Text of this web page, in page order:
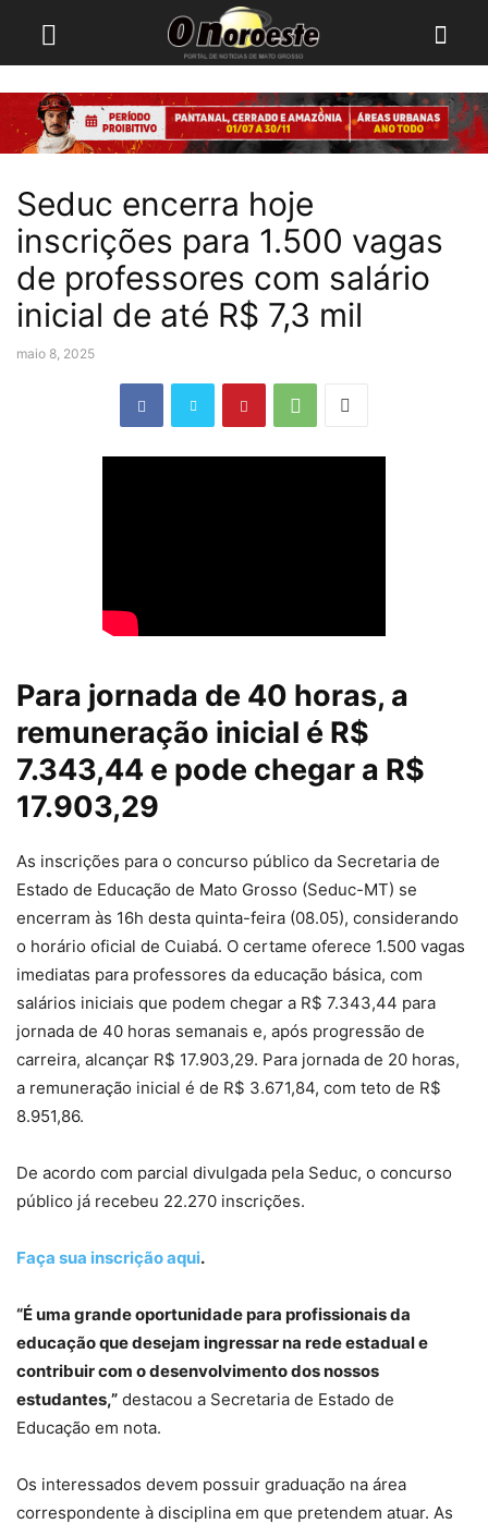
Seduc encerra hoje
inscrições para 1.500 vagas
de professores com salário
inicial de até R$ 7,3 mil
maio 8, 2025
Para jornada de 40 horas, a
remuneração inicial é R$
7.343,44 e pode chegar a R$
17.903,29
As inscrições para o concurso público da Secretaria de
Estado de Educação de Mato Grosso (Seduc-MT) se
encerram às 16h desta quinta-feira (08.05), considerando
o horário oficial de Cuiabá. O certame oferece 1.500 vagas
imediatas para professores da educação básica, com
salários iniciais que podem chegar a R$ 7.343,44 para
jornada de 40 horas semanais e, após progressão de
carreira, alcançar R$ 17.903,29. Para jornada de 20 horas,
a remuneração inicial é de R$ 3.671,84, com teto de R$
8.951,86.
De acordo com parcial divulgada pela Seduc, o concurso
público já recebeu 22.270 inscrições.
Faça sua inscrição aqui.
“É uma grande oportunidade para profissionais da
educação que desejam ingressar na rede estadual e
contribuir com o desenvolvimento dos nossos
estudantes,” destacou a Secretaria de Estado de
Educação em nota.
Os interessados devem possuir graduação na área
correspondente à disciplina em que pretendem atuar. As